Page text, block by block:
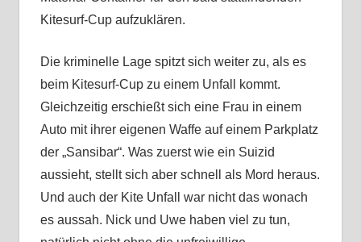
Kitesurf-Cup aufzuklären.
Die kriminelle Lage spitzt sich weiter zu, als es
beim Kitesurf-Cup zu einem Unfall kommt.
Gleichzeitig erschießt sich eine Frau in einem
Auto mit ihrer eigenen Waffe auf einem Parkplatz
der „Sansibar“. Was zuerst wie ein Suizid
aussieht, stellt sich aber schnell als Mord heraus.
Und auch der Kite Unfall war nicht das wonach
es aussah. Nick und Uwe haben viel zu tun,